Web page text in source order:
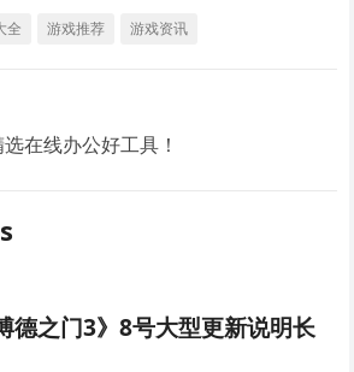
全 游戏推荐 游戏资讯
在线办公好工具！
德之门3》8号大型更新说明长